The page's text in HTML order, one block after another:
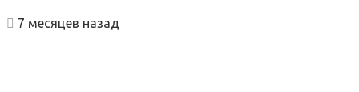
7 месяцев назад